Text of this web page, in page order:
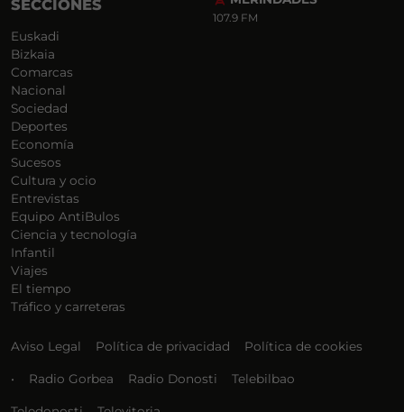
SECCIONES
Euskadi
Bizkaia
Comarcas
Nacional
Sociedad
Deportes
Economía
Sucesos
Cultura y ocio
Entrevistas
Equipo AntiBulos
Ciencia y tecnología
Infantil
Viajes
El tiempo
Tráfico y carreteras
107.9 FM
Aviso Legal Política de privacidad Política de cookies
• Radio Gorbea Radio Donosti Telebilbao